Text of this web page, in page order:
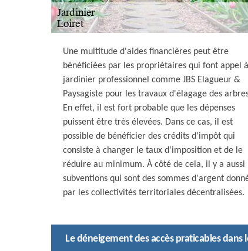
Une multitude d'aides financières peut être
bénéficiées par les propriétaires qui font appel
jardinier professionnel comme JBS Elagueur &
Paysagiste pour les travaux d'élagage des
En effet, il est fort probable que les dépenses
puissent être très élevées. Dans ce cas, il est
possible de bénéficier des crédits d'impôt qui
consiste à changer le taux d'imposition et de le
réduire au minimum. À côté de cela, il y a aussi
subventions qui sont des sommes d'argent
par les collectivités territoriales décentralisées.
Le déneigement des accès praticables dans